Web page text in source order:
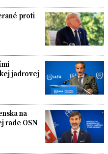
proti
jadrovej
na
rade OSN